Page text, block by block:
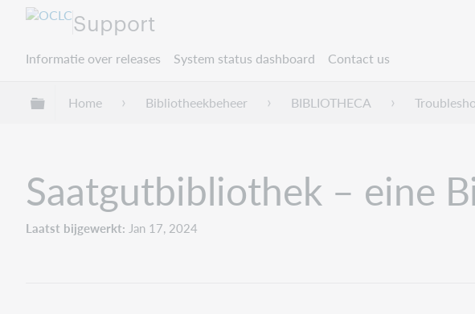
Support
Informatie over releases System status dashboard Contact us
Mondiale hiërarchie uitvouwen / samenvouwen
Home Bibliotheekbeheer BIBLIOTHECA
Saatgutbibliothek – eine
Laatst bijgewerkt Jan 17, 2024